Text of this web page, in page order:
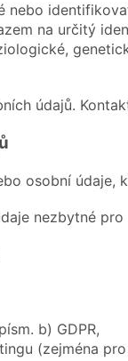
nebo
na určitý
údajů.
osobní údaje,
nezbytné pro
b) GDPR,
(zejména